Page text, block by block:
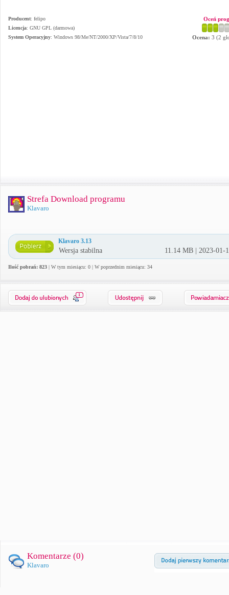
Producent: felipo
Licencja: GNU GPL (darmowa)
System Operacyjny: Windows 98/Me/NT/2000/XP/Vista/7/8/10
Oceń
Ocena: 3 (2
Strefa Download programu
Klavaro
Klavaro 3.13
Wersja stabilna 11.14 MB | 2023-01-
Ilość pobrań: 823 | W tym miesiącu: 0 | W poprzednim miesiącu: 34
1
Komentarze (0)
Klavaro